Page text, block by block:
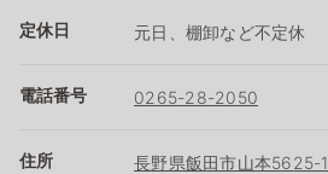
定休日 元日、棚卸など不定休
電話番号 0265-28-2050
住所 長野県飯田市山本5625-1